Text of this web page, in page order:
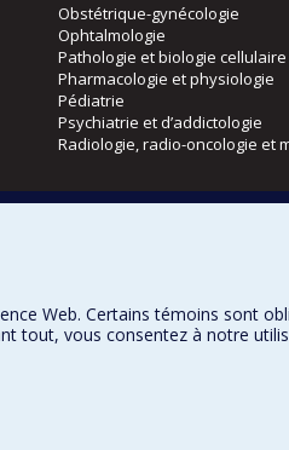
Obstétrique-gynécologie
Ophtalmologie
Pathologie et biologie cellulaire
Pharmacologie et physiologie
Pédiatrie
Psychiatrie et d’addictologie
Radiologie, radio-oncologie et
Web. Certains témoins sont
tout, vous consentez à notre